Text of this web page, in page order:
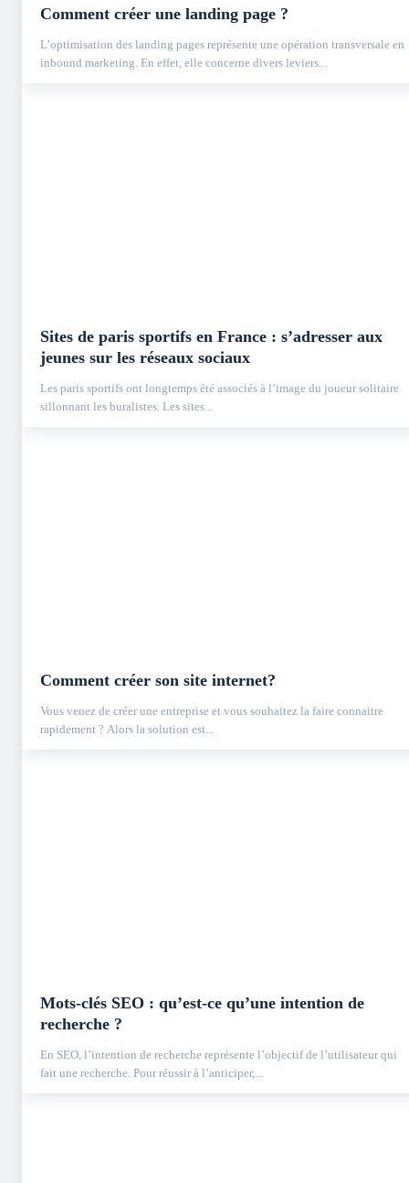
Comment créer une landing page ?
L’optimisation des landing pages représente une opération transversale en
inbound marketing. En effet, elle concerne divers leviers...
Sites de paris sportifs en France : s’adresser aux
jeunes sur les réseaux sociaux
Les paris sportifs ont longtemps été associés à l’image du joueur solitaire
sillonnant les buralistes. Les sites...
Comment créer son site internet?
Vous venez de créer une entreprise et vous souhaitez la faire connaitre
rapidement ? Alors la solution est...
Mots-clés SEO : qu’est-ce qu’une intention de
recherche ?
En SEO, l’intention de recherche représente l’objectif de l’utilisateur qui
fait une recherche. Pour réussir à l’anticiper,...